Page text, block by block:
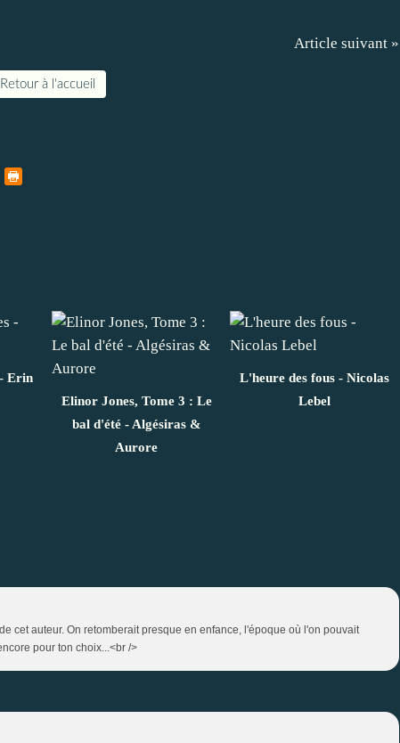
Article suivant »
Retour à l'accueil
Erin
Elinor Jones, Tome 3 : Le
bal d'été - Algésiras &
Aurore
L'heure des fous - Nicolas
Lebel
cet auteur. On retomberait presque en enfance, l'époque où l'on pouvait
pour ton choix...<br />